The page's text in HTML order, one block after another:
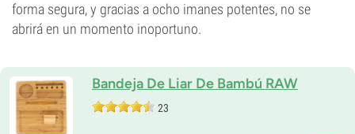
forma segura, y gracias a ocho imanes potentes, no se
abrirá en un momento inoportuno.
Bandeja De Liar De Bambú RAW
23